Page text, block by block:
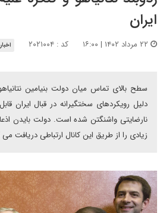
ایران
کد : ۲۰۲۱۰۰۴
سطح بالای تماس میان دولت بنیامین
دلیل رویکردهای سختگیرانه در قبال ایران
نارضایتی واشنگتن شده است. دولت بایدن
زیادی را از طریق این کانال ارتباطی دریافت می